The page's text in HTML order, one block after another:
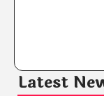
Latest